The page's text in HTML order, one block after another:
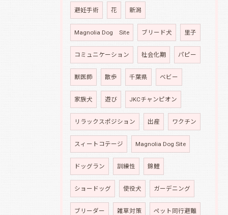
避妊手術 花 新潟
Magnolia Dog Site ブリード犬 里子
コミュニケーション 社会化期 パピー
獣医師 散歩 千葉県 ベビー
家族犬 遊び JKCチャンピオン
リラックスポジション 出産 ワクチン
スィートコテージ Magnolia Dog Site
ドッグラン 訓練性 錦鯉
ショードッグ 使役犬 ガーデニング
ブリーダー 雑草対策 ペット同行避難